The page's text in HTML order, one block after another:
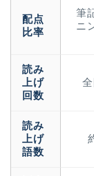
配点
比率
筆
ニ
読み
上げ
回数
読み
上げ
語数